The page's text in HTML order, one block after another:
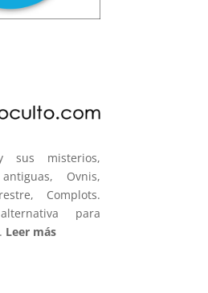
sus misterios,
Ovnis,
Complots.
para
Leer más